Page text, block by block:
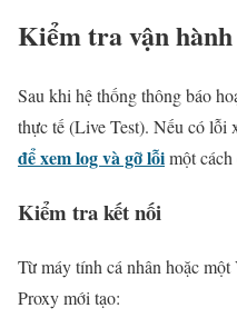
Kiểm tra vận
Sau khi hệ thống thông báo
thực tế (Live Test). Nếu có lỗi
để xem log và gỡ lỗimột
Kiểm tra kết nối
Từ máy tính cá nhân hoặc
Proxy mới tạo: